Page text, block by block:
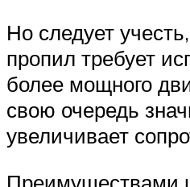
Но следует
пропил требует
более мощного
свою очередь
увеличивает
Преимуществами